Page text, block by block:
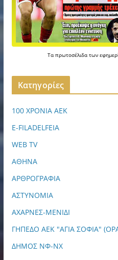
Ταπρωτοσέλιδατων
Kατηγορίες
100 ΧΡΟΝΙΑ ΑΕΚ
E-FILADELFEIA
WEB TV
ΑΘΗΝΑ
ΑΡΘΡΟΓΡΑΦΙΑ
ΑΣΤΥΝΟΜΙΑ
ΑΧΑΡΝΕΣ-ΜΕΝΙΔΙ
ΓΗΠΕΔΟ ΑΕΚ "ΑΓΙΑ ΣΟΦΙΑ"
ΔΗΜΟΣ ΝΦ-ΝΧ